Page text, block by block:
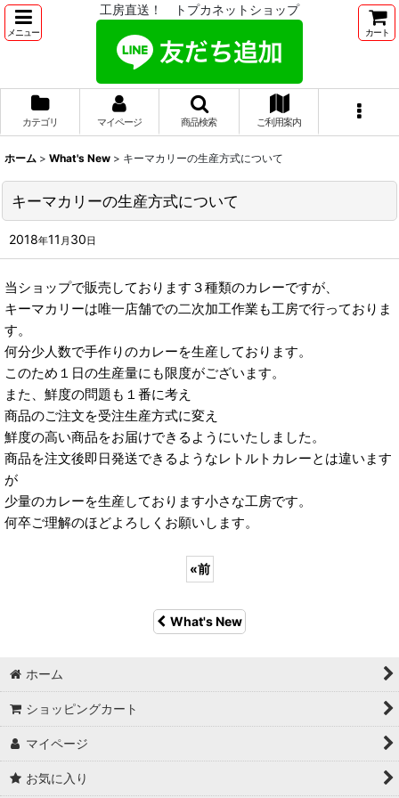
メニュー
工房直送！ トプカネットショップ
カート
カテゴリ マイページ 商品検索 ご利用案内
ホーム > What's New > キーマカリーの生産方式について
キーマカリーの生産方式について
2018年11 月 30日
当ショップで販売しております３種類のカレーですが、
キーマカリーは唯一店舗での二次加工作業も工房で行っておりま
す。
何分少人数で手作りのカレーを生産しております。
このため１日の生産量にも限度がございます。
また、鮮度の問題も１番に考え
商品のご注文を受注生産方式に変え
鮮度の高い商品をお届けできるようにいたしました。
商品を注文後即日発送できるようなレトルトカレーとは違います
が
少量のカレーを生産しております小さな工房です。
何卒ご理解のほどよろしくお願いします。
«前
What's New
ホーム
ショッピングカート
マイページ
お気に入り